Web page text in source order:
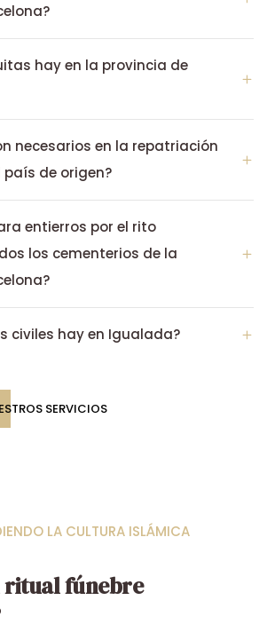
hay en la provincia de
necesarios en la repatriación
de origen?
entierros por el rito
los cementerios de la
civiles hay en Igualada?
SERVICIOS
LA CULTURA ISLÁMICA
ritual fúnebre